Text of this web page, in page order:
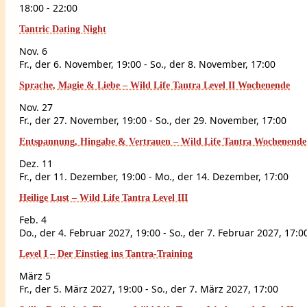
18:00 - 22:00
Tantric Dating Night
Nov. 6
Fr., der 6. November, 19:00 - So., der 8. November, 17:00
Sprache, Magie & Liebe – Wild Life Tantra Level II Wochenende
Nov. 27
Fr., der 27. November, 19:00 - So., der 29. November, 17:00
Entspannung, Hingabe & Vertrauen – Wild Life Tantra
Dez. 11
Fr., der 11. Dezember, 19:00 - Mo., der 14. Dezember, 17:00
Heilige Lust – Wild Life Tantra Level III
Feb. 4
Do., der 4. Februar 2027, 19:00 - So., der 7. Februar 2027,
Level I – Der Einstieg ins Tantra-Training
März 5
Fr., der 5. März 2027, 19:00 - So., der 7. März 2027, 17:00